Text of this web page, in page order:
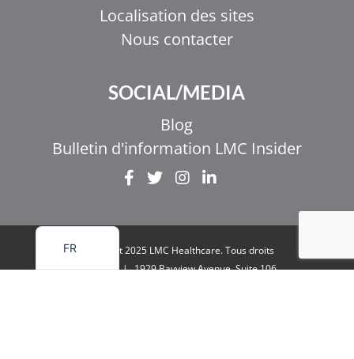
Localisation des sites
Nous contacter
SOCIAL/MEDIA
Blog
Bulletin d'information LMC Insider
Copyright 2025 LMC Healthcare. Tous droits
réservés | 1929 Bayview Avenue. Suite 106
FR
ZH